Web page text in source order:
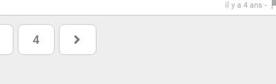
il y a 4 ans -
4